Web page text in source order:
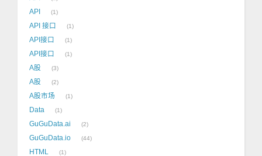
API 1
API 接口 1
API接口 1
API接口 1
A股 3
A股 2
A股市场 1
Data 1
GuGuData.ai 2
GuGuData.io 44
HTML 1